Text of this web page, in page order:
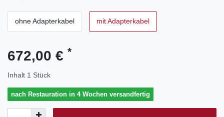
ohne Adapterkabel mit Adapterkabel
672,00 € *
Inhalt 1 Stück
nach Restauration in 4 Wochen versandfertig